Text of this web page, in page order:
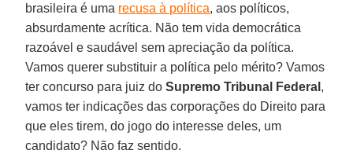
brasileira é uma recusa à política, aos políticos,
absurdamente acrítica. Não tem vida democrática
razoável e saudável sem apreciação da política.
Vamos querer substituir a política pelo mérito? Vamos
ter concurso para juiz doSupremo Tribunal Federal ,
vamos ter indicações das corporações do Direito para
que eles tirem, do jogo do interesse deles, um
candidato? Não faz sentido.